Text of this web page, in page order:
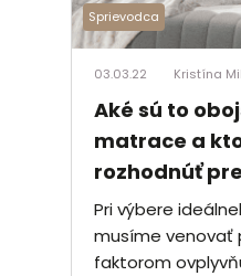
Sprievodca
03.03.22 Kristína
Aké sú to
matrace a
rozhodnúť
Pri výbere
musíme venovať
faktorom